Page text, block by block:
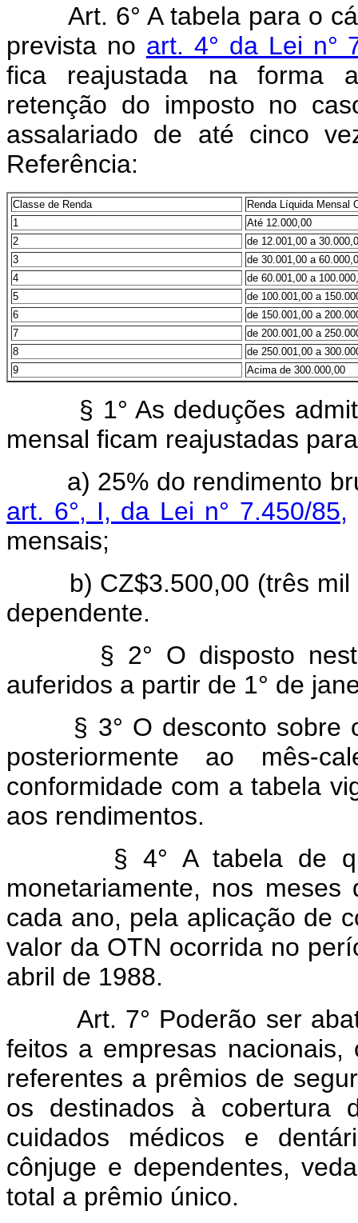
Art. 6° A tabela para o
prevista no art. 4° da Lei n°
fica reajustada na forma
retenção do imposto no
assalariado de até cinco
Referência:
Classe de Renda
Renda Líquida Mensal
1
Até 12.000,00
2
de 12.001,00 a
3
de 30.001,00 a
4
de 60.001,00 a
5
de 100.001,00 a
6
de 150.001,00 a
7
de 200.001,00 a
8
de 250.001,00 a
9
Acima de 300.000,00
§ 1° As deduções
mensal ficam reajustadas
a) 25% do rendimento
art. 6°, I, da Lei n° 7.450/85,
mensais;
b) CZ$3.500,00 (três mil
dependente.
§ 2° O disposto neste
auferidos a partir de 1° de
§ 3° O desconto sobre
posteriormente ao mês-
conformidade com a tabela
aos rendimentos.
§ 4° A tabela de
monetariamente, nos
cada ano, pela aplicação de
valor da OTN ocorrida no
abril de 1988.
Art. 7° Poderão ser
feitos a empresas
referentes a prêmios de
os destinados à cobertura
cuidados médicos e
cônjuge e dependentes,
total a prêmio único.